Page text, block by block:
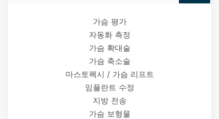
가슴 평가
자동화 측정
가슴 확대술
가슴 축소술
마스토펙시 / 가슴 리프트
임플란트 수정
지방 전송
가슴 보형물